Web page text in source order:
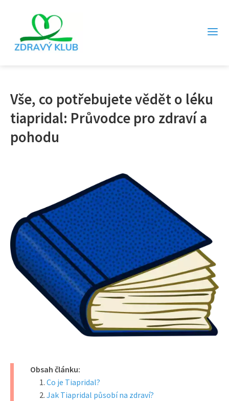
Vše, co potřebujete vědět o léku
tiapridal: Průvodce pro zdraví a
pohodu
Obsah článku:
Co je Tiapridal?
Jak Tiapridal působí na zdraví?